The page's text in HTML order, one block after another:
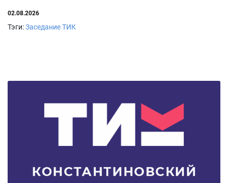
02.08.2026
Тэги:Заседание ТИК